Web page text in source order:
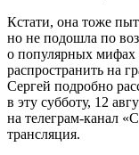
Кстати, она тоже
но не подошла по
о популярных мифах
распространить на
Сергей подробно
в эту субботу, 12
на телеграм-канал
трансляция.